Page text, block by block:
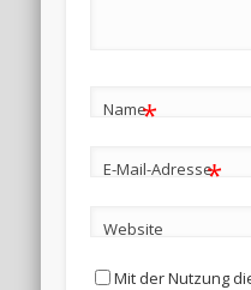
Name*
E-Mail-Adresse*
Website
Mit der Nutzung